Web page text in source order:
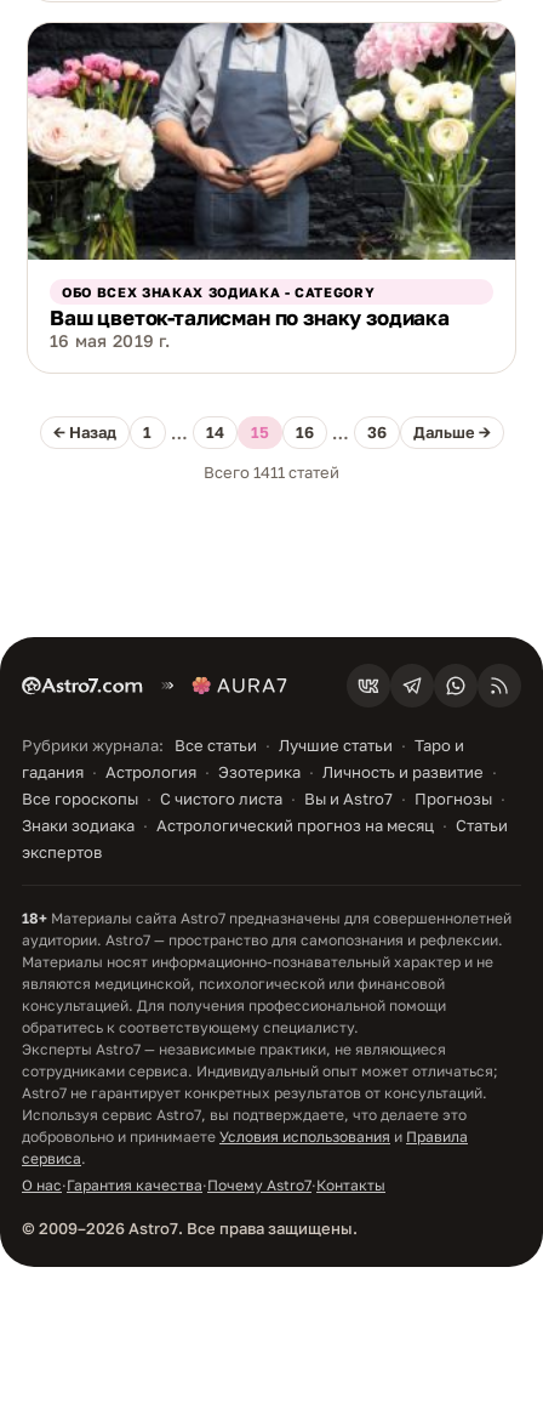
ОБО ВСЕХ ЗНАКАХ ЗОДИАКА - CATEGORY
Ваш цветок-талисман по знаку зодиака
16 мая 2019 г.
← Назад 1 … 14 15 16 … 36 Дальше →
Всего 1411 статей
Рубрики журнала: Все статьи Лучшие статьи
Таро и
гадания
Астрология Эзотерика
Личность и развитие
Все гороскопы
С чистого листа Вы и Astro7
Прогнозы
Знаки зодиака
Астрологический прогноз на месяц
Статьи
экспертов
18+ Материалы сайта Astro7 предназначены для совершеннолетней
аудитории. Astro7 — пространство для самопознания и рефлексии.
Материалы носят информационно-познавательный характер и не
являются медицинской, психологической или финансовой
консультацией. Для получения профессиональной помощи
обратитесь к соответствующему специалисту.
Эксперты Astro7 — независимые практики, не являющиеся
сотрудниками сервиса. Индивидуальный опыт может отличаться;
Astro7 не гарантирует конкретных результатов от консультаций.
Используя сервис Astro7, вы подтверждаете, что делаете это
добровольно и принимаете Условия использования и Правила
сервиса.
О нас·Гарантия качества·Почему Astro7·Контакты
© 2009–2026 Astro7. Все права защищены.